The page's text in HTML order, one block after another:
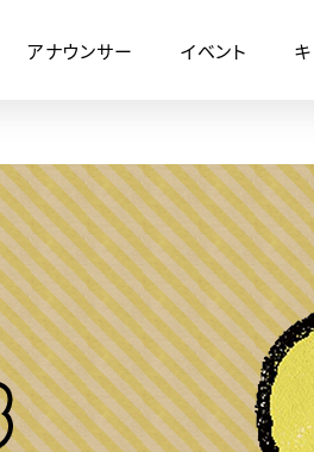
アナウンサー イベント